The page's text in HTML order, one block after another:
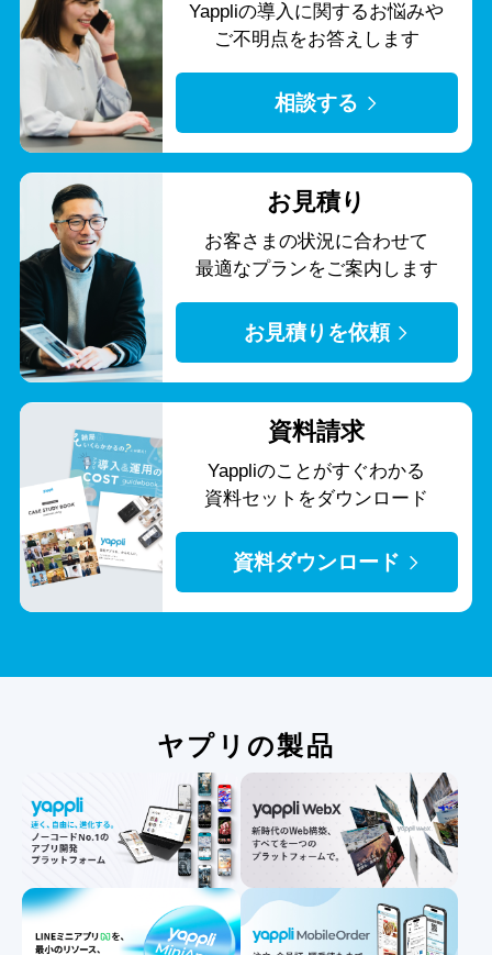
Yappliの導入に関するお悩みや
ご不明点をお答えします
相談する
お見積り
お客さまの状況に合わせて
最適なプランをご案内します
お見積りを依頼
資料請求
Yappliのことがすぐわかる
資料セットをダウンロード
資料ダウンロード
ヤプリの製品